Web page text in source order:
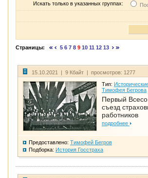
Искать только в указанных группах:
Страницы: 5 6 7 8 9 10 11 12 13
15.10.2021 | 9 Кбайт | просмотров: 1277
Тип:
Тимофея Бегрова
Первый
съезд
работников
подробнее
Предоставлено: Тимофей Бегров
Подборка: История Госстраха